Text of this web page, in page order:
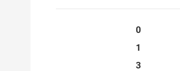
0
1
3